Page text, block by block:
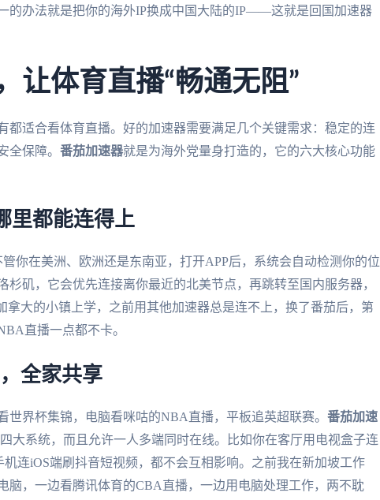
的办法就是把你的海外IP换成中国大陆的IP——这就是回国加速器
让体育直播“畅通无阻”
都适合看体育直播。好的加速器需要满足几个关键需求：稳定的连
全保障。 番茄加速器就是为海外党量身打造的，它的六大核心功能
里都能连得上
你在美洲、欧洲还是东南亚，打开APP后，系统会自动检测你的位
杉矶，它会优先连接离你最近的北美节点，再跳转至国内服务器，
拿大的小镇上学，之前用其他加速器总是连不上，换了番茄后，第
直播一点都不卡。
全家共享
世界杯集锦，电脑看咪咕的NBA直播，平板追英超联赛。 番茄加速
大系统，而且允许一人多端同时在线。比如你在客厅用电视盒子连
连iOS端刷抖音短视频，都不会互相影响。之前我在新加坡工作
脑，一边看腾讯体育的CBA直播，一边用电脑处理工作，两不耽